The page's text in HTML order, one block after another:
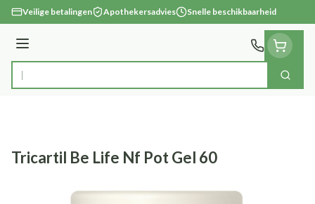
Ga naar de inhoud
Veilige betalingen Apothekersadvies Snelle beschikbaarheid
Menu
Product, merk, categorie... Zoek
Tricartil Be Life Nf Pot Gel 60